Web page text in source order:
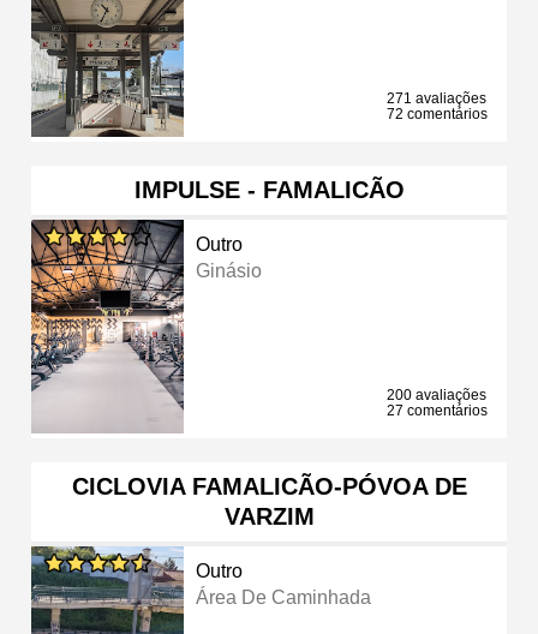
271 avaliações
72 comentários
IMPULSE - FAMALICÃO
Outro
Ginásio
200 avaliações
27 comentários
CICLOVIA FAMALICÃO-PÓVOA DE
VARZIM
Outro
Área De Caminhada